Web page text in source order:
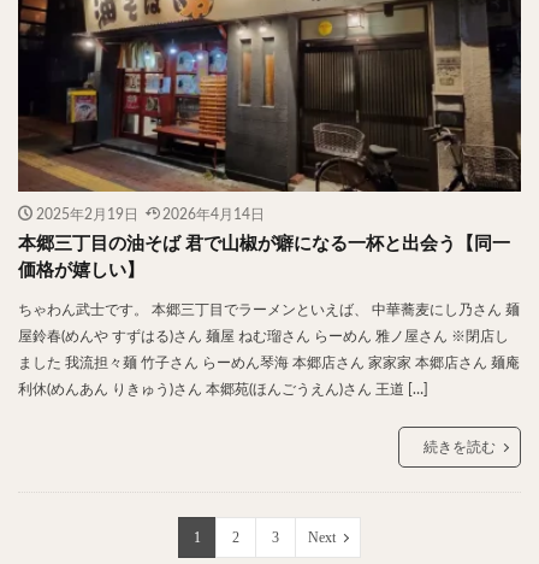
2025年2月19日 2026年4月14日
本郷三丁目の油そば 君で山椒が癖になる一杯と出会う【同一
価格が嬉しい】
ちゃわん武士です。 本郷三丁目でラーメンといえば、 中華蕎麦にし乃さん 麺
屋鈴春(めんや すずはる)さん 麺屋 ねむ瑠さん らーめん 雅ノ屋さん ※閉店し
ました 我流担々麺 竹子さん らーめん琴海 本郷店さん 家家家 本郷店さん 麺庵
利休(めんあん りきゅう)さん 本郷苑(ほんごうえん)さん 王道 […]
続きを読む
1 2 3 Next